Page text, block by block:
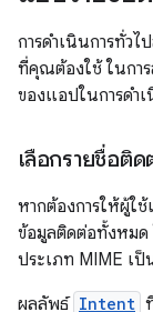
การดำเนินการทั่วไ
ที่คุณต้องใช้ ในการ
ของแอปในการดำ
เลือกรายชื่อติด
หากต้องการให้ผู้ใ
ข้อมูลติดต่อทั้งหมด
ประเภท MIME เป็
ผลลัพธ์ Intent